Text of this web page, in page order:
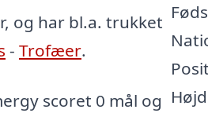
og har bl.a. trukket
- Trofæer.
scoret 0 mål og